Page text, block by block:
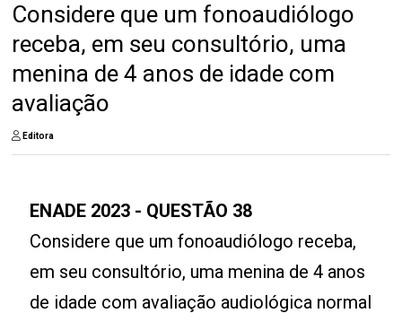
Considere que um fonoaudiólogo
receba, em seu consultório, uma
menina de 4 anos de idade com
avaliação
Editora
ENADE 2023 - QUESTÃO 38
Considere que um fonoaudiólogo receba,
em seu consultório, uma menina de 4 anos
de idade com avaliação audiológica normal